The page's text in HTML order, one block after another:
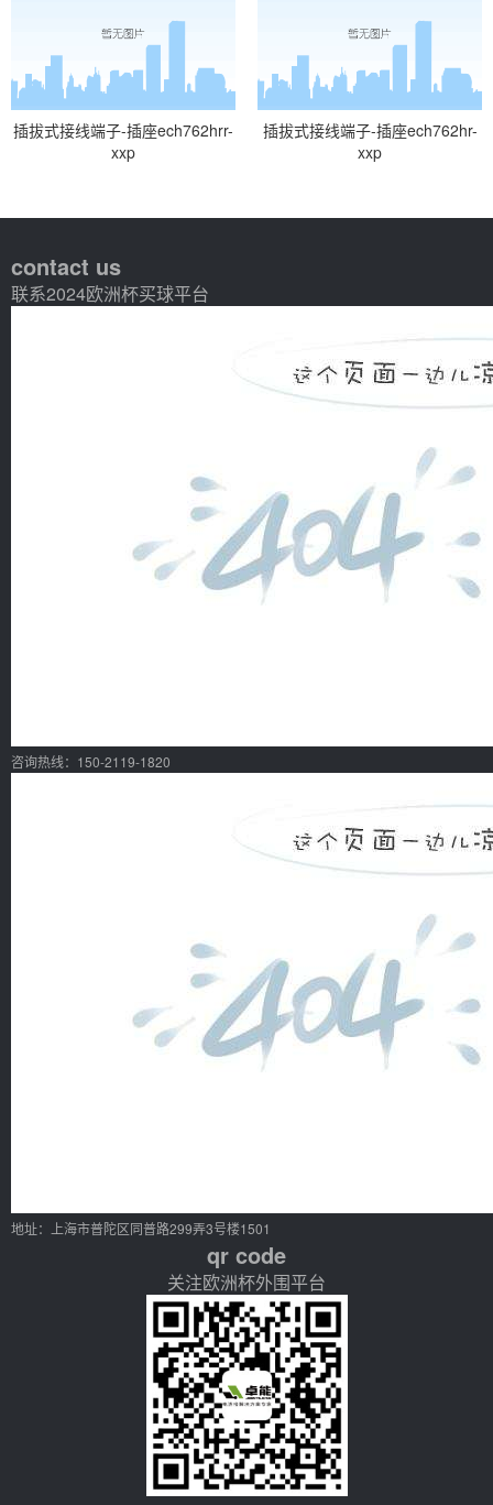
插拔式接线端子-插座ech762hrr-
xxp
插拔式接线端子-插座ech762hr-
xxp
contact us
联系2024欧洲杯买球平台
咨询热线：150-2119-1820
地址：上海市普陀区同普路299弄3号楼1501
qr code
关注欧洲杯外围平台